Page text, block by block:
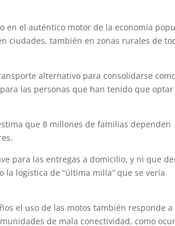
en el auténtico motor de la economía
ciudades, también en zonas rurales de
alternativo para consolidarse
las personas que han tenido que
que 8 millones de familias dependen
para las entregas a domicilio, y ni que
la logística de “última milla” que se vería
el uso de las motos también responde a
de mala conectividad, como